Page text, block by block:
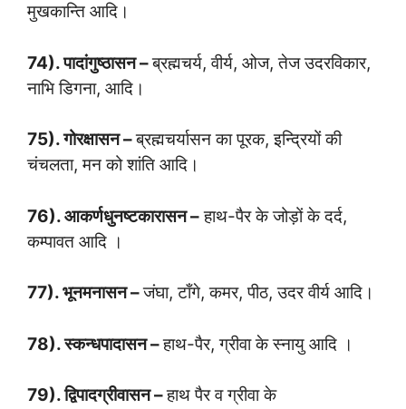
मुखकान्ति आदि।
74). पादांगुष्ठासन –ब्रह्मचर्य, वीर्य, ओज, तेज उदरविकार,
नाभि डिगना, आदि।
75). गोरक्षासन –ब्रह्मचर्यासन का पूरक, इन्द्रियों की
चंचलता, मन को शांति आदि।
76). आकर्णधुनष्टकारासन –हाथ-पैर के जोड़ों के दर्द,
कम्पावत आदि ।
77). भूनमनासन –जंघा, टाँगे, कमर, पीठ, उदर वीर्य आदि।
78). स्कन्धपादासन –हाथ-पैर, ग्रीवा के स्नायु आदि ।
79). द्विपादग्रीवासन –हाथ पैर व ग्रीवा के